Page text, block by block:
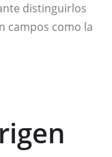
distinguirlos
campos como la